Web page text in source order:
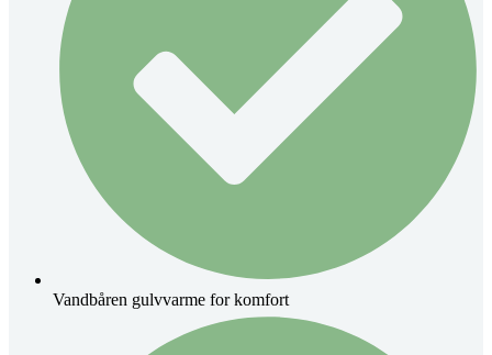
Vandbåren gulvvarme for komfort